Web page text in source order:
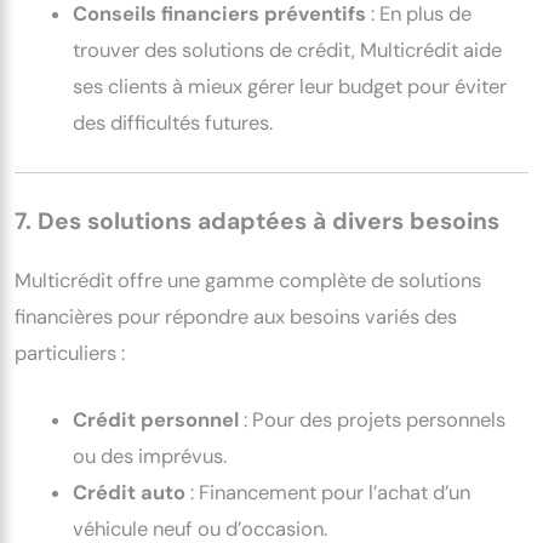
Conseils financiers préventifs : En plus de
trouver des solutions de crédit, Multicrédit aide
ses clients à mieux gérer leur budget pour éviter
des difficultés futures.
7. Des solutions adaptées à divers besoins
Multicrédit offre une gamme complète de solutions
financières pour répondre aux besoins variés des
particuliers :
Crédit personnel : Pour des projets personnels
ou des imprévus.
Crédit auto : Financement pour l’achat d’un
véhicule neuf ou d’occasion.